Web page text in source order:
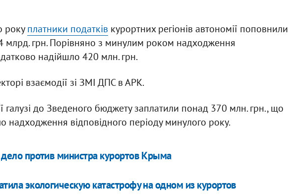
рокуплатники податків курортних регіонів автономії поповнили
млрд. грн. Порівняно з минулим роком надходження
надійшло 420 млн. грн.
взаємодії зі ЗМІ ДПС в АРК.
галузі до Зведеного бюджету заплатили понад 370 млн. грн., що
відповідного періоду минулого року.
против министра курортов Крыма
экологическую катастрофу на одном из курортов